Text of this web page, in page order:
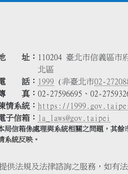
址
110204 臺北市信義區市
北區
話
1999 (非臺北市02-
真
02-27596695、02-
情系統
https://
子信箱
la_laws@gov.taipei
局信箱係處理與系統相關之問題，其餘
系統反映。
供法規及法律諮詢之服務，如有